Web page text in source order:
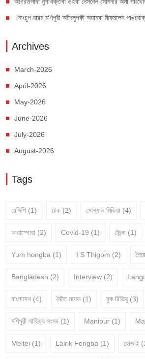
নোংচুপ হারম মণিপুরী অশৈলুপকী অহান্বা মীফমলেন
Archives
March-2026
April-2026
May-2026
June-2026
July-2026
August-2026
Tags
রেসিপি (1) টেক (2) সোশ্যাল মিডিয়া (4)
ডায়াস্পোরা (2) Covid-19 (1) ট্রেন্ড (1)
Yum hongba (1) I S Thigom (2)
Bangladesh (2) Interview (2)
বাংলাদেশ (4) মৈতৈ ময়েক (1) বুক রিভিয়ু (3)
মণিপুরী সাহিত্য সংসদ (1) Manipur (1)
Meitei (1) Lairik Fongba (1) হোজাই